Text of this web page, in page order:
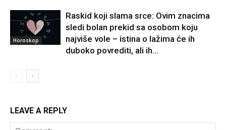
Horoskop
Raskid koji slama srce: Ovim znacima
sledi bolan prekid sa osobom koju
najviše vole – istina o lažima će ih
duboko povrediti, ali ih...
LEAVE A REPLY